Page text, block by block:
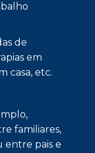
de
em
casa, etc.
familiares,
entre pais e